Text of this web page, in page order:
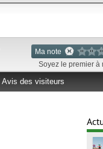
Ma note
Soyez le premier à
Avis des visiteurs